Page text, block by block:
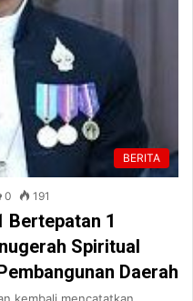
BERITA
0 191
Bertepatan 1
Spiritual
Daerah